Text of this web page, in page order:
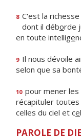
8 C'est la
dont il déborde
en toute intellige
9 Il nous dévoile
selon que sa
10 pour mener
récapituler toutes
celles du ciel et ce
PAROLE DE